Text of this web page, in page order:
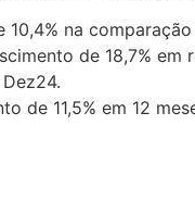
na comparação
de 18,7% em
de 11,5% em 12